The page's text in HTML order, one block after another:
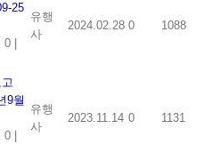
25
0
유행
사
2024.02.28 0 1088
9월
0
유행
사
2023.11.14 0 1131